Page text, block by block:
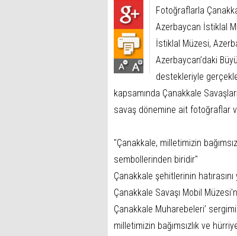
Fotoğraflarla
Azerbaycan İstiklal
İstiklal Müzesi,
Azerbaycan’daki
destekleriyle
kapsamında Çanakkale
savaş dönemine ait fotoğraflar
"Çanakkale, milletimizin
sembollerinden biridir"
Çanakkale şehitlerinin
Çanakkale Savaşı Mobil
Çanakkale Muharebeleri’
milletimizin bağımsızlık ve